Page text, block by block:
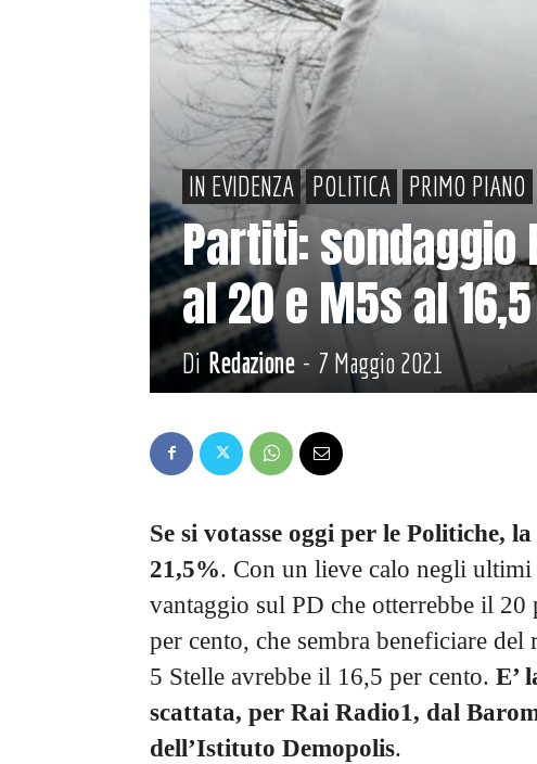
IN EVIDENZA POLITICA PRIMO PIANO
Partiti: sondaggio
al 20 e M5s al 16,5
Di Redazione - 7 Maggio 2021
Se si votasse oggi per le Politiche,
21,5%. Con un lieve calo negli
vantaggio sul PD che otterrebbe il
per cento, che sembra beneficiare
5 Stelle avrebbe il 16,5 per cento. E’
scattata, per Rai Radio1, dal
dell’Istituto Demopolis.